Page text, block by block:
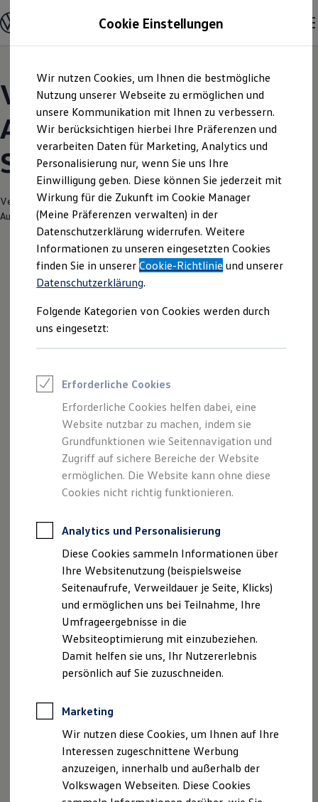
Hauptinhalt
springen
Footer
springen
Modelle und Konfigurator
Konfigurator
Modelle vergleichen
Elektroautos
ENERGY Sondermodelle
Nutzfahrzeuge
SUV und CUV
Familienautos
Kombis
Kompaktwagen
Sportwagen
Schnell verfügbare Fahrzeuge
Angebote und Produkte
Aktuelle Angebote
E-Auto-Förderung
Volkswagen Marktplatz
Die ENERGY Sondermodelle
Junge Gebrauchtwagen und Gebrauchtwagen
Volkswagen Zertifizierte Gebrauchtwagen
Elektromobilität bei Gebrauchtwagen
Saisonangebote
Reifenpakete
Leasing
Leasing-Angebote
Elektroauto Leasing
Kleinwagen-Leasing
Leasing ohne Anzahlung
Finanzierung
Autokredit mit Schlussrate
Versicherungen und Garantien
Kfz-Versicherung
Restschuldversicherungen
Garantien
Professional Class bei Volkswagen
Behörden
Direktkunden
Sonderfahrzeuge
Anpfiff zum Gewinn
Elektromobilität
Elektroautos
ID. Tutorials
Elektrofahrzeugkonzepte
ID. EVERY1
Reichweite
Rekuperation
Laden unterwegs
Laden Zuhause
Ladestationen finden
Ladezeitensimulator
Batterie
Sicherheit
Volkswagen Modelle |
Autohaus Winkelmann
Soltau
Verantwortlich für die Inhalte auf dieser Seite ist die Winkelmann
Automobil & Handelsgesellschaft mbH(Impressum & Rechtliches
Der Polo
Kompakt, wendig und voller Möglichkeiten.
Entdecken Sie den Polo.
Cookie Einstellungen
Wir nutzen Cookies, um Ihnen die bestmögliche
Nutzung unserer Webseite zu ermöglichen und
unsere Kommunikation mit Ihnen zu verbessern.
Wir berücksichtigen hierbei Ihre Präferenzen und
verarbeiten Daten für Marketing, Analytics und
Personalisierung nur, wenn Sie uns Ihre
Einwilligung geben. Diese können Sie jederzeit mit
Wirkung für die Zukunft im Cookie Manager
(Meine Präferenzen verwalten) in der
Datenschutzerklärung widerrufen. Weitere
Informationen zu unseren eingesetzten Cookies
finden Sie in unsererCookie-Richtlinie und unserer
Datenschutzerklärung.
Folgende Kategorien von Cookies werden durch
uns eingesetzt:
Erforderliche Cookies
Erforderliche Cookies helfen dabei, eine
Website nutzbar zu machen, indem sie
Grundfunktionen wie Seitennavigation und
Zugriff auf sichere Bereiche der Website
ermöglichen. Die Website kann ohne diese
Cookies nicht richtig funktionieren.
Analytics und Personalisierung
Diese Cookies sammeln Informationen über
Ihre Websitenutzung (beispielsweise
Seitenaufrufe, Verweildauer je Seite, Klicks)
und ermöglichen uns bei Teilnahme, Ihre
Umfrageergebnisse in die
Websiteoptimierung mit einzubeziehen.
Damit helfen sie uns, Ihr Nutzererlebnis
persönlich auf Sie zuzuschneiden.
Marketing
Wir nutzen diese Cookies, um Ihnen auf Ihre
Interessen zugeschnittene Werbung
anzuzeigen, innerhalb und außerhalb der
Volkswagen Webseiten. Diese Cookies